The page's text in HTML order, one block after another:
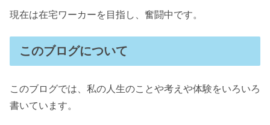
現在は在宅ワーカーを目指し、奮闘中です。
このブログについて
このブログでは、私の人生のことや考えや体験をいろいろ
書いています。